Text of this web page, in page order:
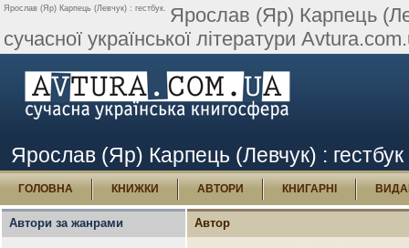
Ярослав (Яр) Карпець (Левчук) : гестбук. Ярослав (Яр) Карпець
сучасної української літератури
Ярослав (Яр) Карпець (Левчук) : гестбук
ГОЛОВНА КНИЖКИ АВТОРИ КНИГАРНІ
Автори за жанрами Автор